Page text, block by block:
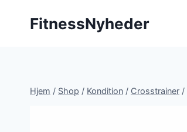
FitnessNyheder
Hjem / Shop / Kondition / Crosstrainer /